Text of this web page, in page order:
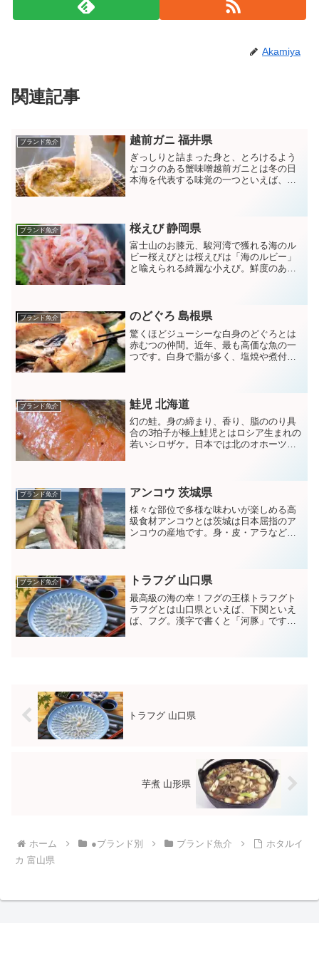
Akamiya
関連記事
ブランド魚介 越前ガニ 福井県
ぎっしりと詰まった身と、とろけるよう
なコクのある蟹味噌越前ガニとは冬の日
本海を代表する味覚の一つといえば、カ
た。ちなみにメスは「せいこ...
ブランド魚介 桜えび 静岡県
富士山のお膝元、駿河湾で獲れる海のル
ビー桜えびとは桜えびは「海のルビー」
と喩えられる綺麗な小えび。鮮度のある
春と秋しか許されておらず...
ブランド魚介 のどぐろ 島根県
驚くほどジューシーな白身のどぐろとは
赤むつの仲間。近年、最も高価な魚の一
つです。白身で脂が多く、塩焼や煮付け
で、市場にでまわることは希...
ブランド魚介 鮭児 北海道
幻の鮭。身の締まり、香り、脂ののり具
合の3拍子が極上鮭児とはロシア生まれの
若いシロザケ。日本では北のオホーツク
いっても非常に希少。幻の...
ブランド魚介 アンコウ 茨城県
様々な部位で多様な味わいが楽しめる高
級食材アンコウとは茨城は日本屈指のア
ンコウの産地です。身・皮・アラなど部
が、それでも日本人なら一度...
ブランド魚介 トラフグ 山口県
最高級の海の幸！フグの王様トラフグト
ラフグとは山口県といえば、下関といえ
ば、フグ。漢字で書くと「河豚」です
トラフグ 山口県
芋煮 山形県
ホーム ●ブランド別 ブランド魚介
ホタルイ
カ 富山県